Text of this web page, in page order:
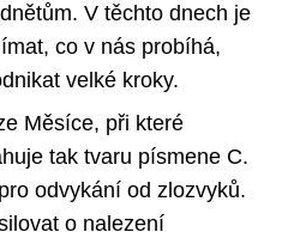
V těchto dnech je
co v nás probíhá,
velké kroky.
Měsíce, při které
tak tvaru písmene C.
odvykání od zlozvyků.
o nalezení